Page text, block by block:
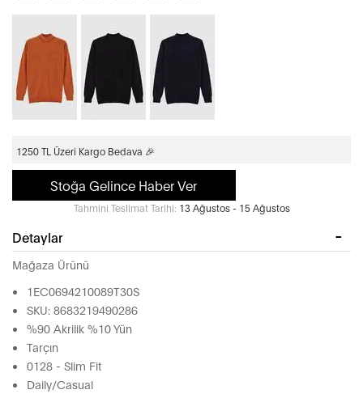
1250 TL Üzeri Kargo Bedava 🎉
Stoğa Gelince Haber Ver
Tahmini Teslimat Tarihi: 13 Ağustos - 15 Ağustos
Detaylar
Mağaza Ürünü
1EC0694210089T30S
SKU: 8683219490286
%90 Akrilik %10 Yün
Tarçın
0128 - Slim Fit
Daily/Casual